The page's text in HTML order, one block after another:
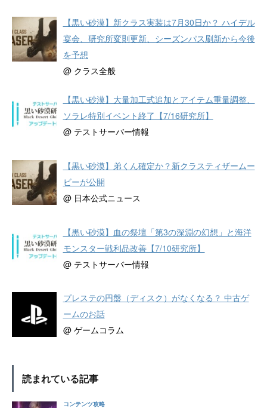
【黒い砂漠】新クラス実装は7月30日か？ ハイデル
宴会、研究所変則更新、シーズンパス刷新から今後
を予想
@ クラス全般
【黒い砂漠】大量加工式追加とアイテム重量調整、
ソラレ特別イベント終了【7/16研究所】
@ テストサーバー情報
【黒い砂漠】弟くん確定か？新クラスティザームー
ビーが公開
@ 日本公式ニュース
【黒い砂漠】血の祭壇「第3の深淵の幻想」と海洋
モンスター戦利品改善【7/10研究所】
@ テストサーバー情報
プレステの円盤（ディスク）がなくなる？ 中古ゲ
ームのお話
@ ゲームコラム
読まれている記事